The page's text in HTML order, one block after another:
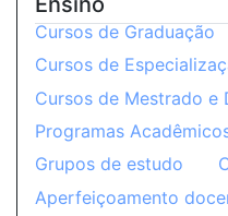
Cursos de Graduação
Cursos de
Cursos de Mestrado e
Programas
Grupos de estudo
Aperfeiçoamento